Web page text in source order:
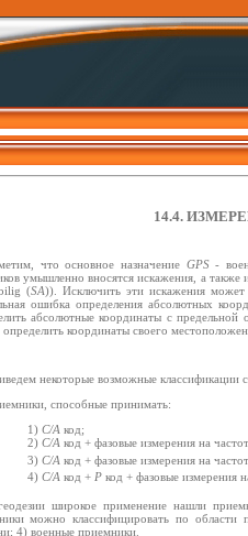
14.4.
что основное назначение GPS-
умышленно вносятся искажения, а также
(SA)). Исключить эти искажения
ошибка определения абсолютных
абсолютные координаты с
координаты своего
некоторые возможные классификации
способные принимать:
1) С/А код;
2) С/А код + фазовые измерения на
3) С/А код + фазовые измерения на
4) С/А код + Р код + фазовые измерения
широкое применение нашли
можно классифицировать по
4) военные приемники.